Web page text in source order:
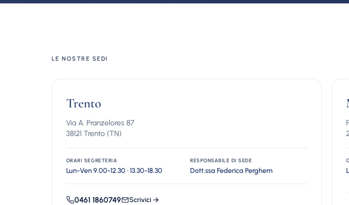
LE NOSTRE SEDI
Trento
Via A. Pranzelores 87
38121 Trento (TN)
ORARI SEGRETERIA
Lun-Ven 9.00-12.30 · 13.30-18.30
RESPONSABILE DI SEDE
Dott.ssa Federica Perghem
0461 1860749 Scrivici →